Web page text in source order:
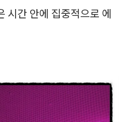
시간 안에 집중적으로 에